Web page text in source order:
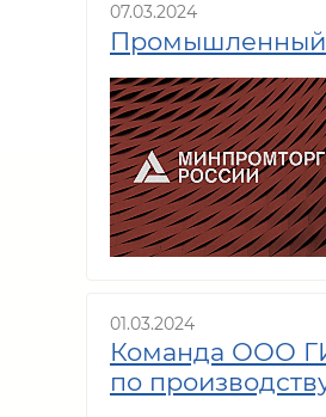
07.03.2024
Промышленный
01.03.2024
Команда ООО
по